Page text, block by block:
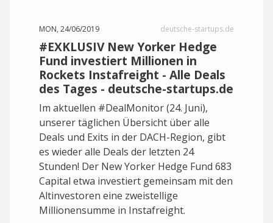
MON, 24/06/2019 deutsche-startups.de
#EXKLUSIV New Yorker Hedge
Fund investiert Millionen in
Rockets Instafreight - Alle Deals
des Tages - deutsche-startups.de
Im aktuellen #DealMonitor (24. Juni),
unserer täglichen Übersicht über alle
Deals und Exits in der DACH-Region, gibt
es wieder alle Deals der letzten 24
Stunden! Der New Yorker Hedge Fund 683
Capital etwa investiert gemeinsam mit den
Altinvestoren eine zweistellige
Millionensumme in Instafreight.